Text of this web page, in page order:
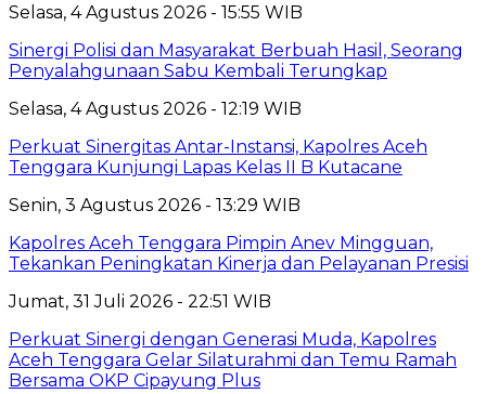
Selasa, 4 Agustus 2026 - 15:55 WIB
Sinergi Polisi dan Masyarakat Berbuah Hasil, Seorang
Penyalahgunaan Sabu Kembali Terungkap
Selasa, 4 Agustus 2026 - 12:19 WIB
Perkuat Sinergitas Antar-Instansi, Kapolres Aceh
Tenggara Kunjungi Lapas Kelas II B Kutacane
Senin, 3 Agustus 2026 - 13:29 WIB
Kapolres Aceh Tenggara Pimpin Anev Mingguan,
Tekankan Peningkatan Kinerja dan Pelayanan Presisi
Jumat, 31 Juli 2026 - 22:51 WIB
Perkuat Sinergi dengan Generasi Muda, Kapolres
Aceh Tenggara Gelar Silaturahmi dan Temu Ramah
Bersama OKP Cipayung Plus